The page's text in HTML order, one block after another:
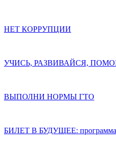
НЕТ КОРРУПЦИИ
УЧИСЬ, РАЗВИВАЙСЯ,
ВЫПОЛНИ НОРМЫ ГТО
БИЛЕТ В БУДУЩЕЕ: программа